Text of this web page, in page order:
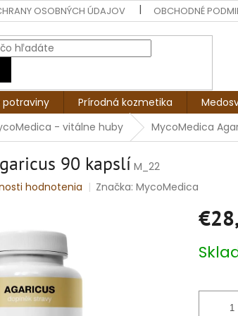
OSOBNÝCH ÚDAJOV OBCHODNÉ
potraviny Prírodná kozmetika
- vitálne huby MycoMedica
90 kapslíM_22
hodnotenia Značka:MycoMedica
cena: